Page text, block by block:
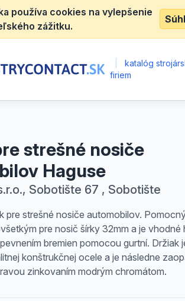
používa cookies na vylepšenie
zážitku.
katalóg
firiem
strešné nosiče
Haguse
Sobotište 67 , Sobotište
pre strešné nosiče automobilov.
pre nosič šírky 32mm a je vhodné
bremien pomocou gurtní. Držiak
konštrukčnej ocele a je následne
zinkovaním modrým chromátom.